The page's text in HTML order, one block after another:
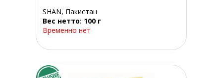
SHAN, Пакистан
Вес нетто: 100 г
Временно нет